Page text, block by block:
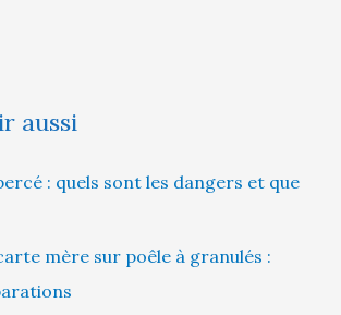
aussi
: quels sont les dangers et que
mère sur poêle à granulés :